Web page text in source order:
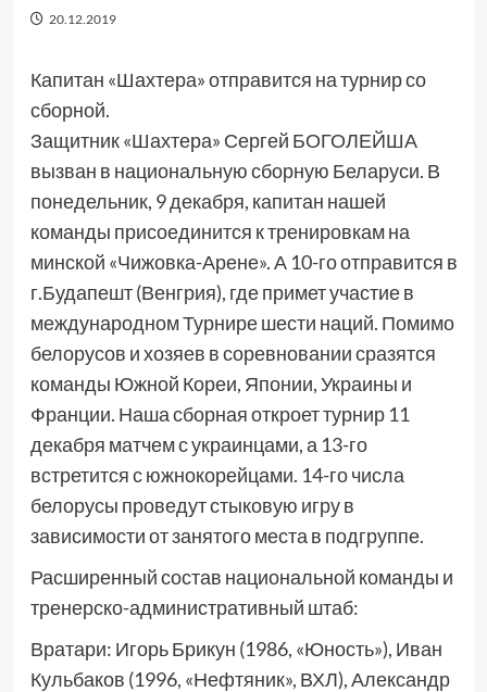
20.12.2019
Капитан «Шахтера» отправится на турнир со
сборной.
Защитник «Шахтера» Сергей БОГОЛЕЙША
вызван в национальную сборную Беларуси. В
понедельник, 9 декабря, капитан нашей
команды присоединится к тренировкам на
минской «Чижовка-Арене». А 10-го отправится в
г.Будапешт (Венгрия), где примет участие в
международном Турнире шести наций. Помимо
белорусов и хозяев в соревновании сразятся
команды Южной Кореи, Японии, Украины и
Франции. Наша сборная откроет турнир 11
декабря матчем с украинцами, а 13-го
встретится с южнокорейцами. 14-го числа
белорусы проведут стыковую игру в
зависимости от занятого места в подгруппе.
Расширенный состав национальной команды и
тренерско-административный штаб:
Вратари: Игорь Брикун (1986, «Юность»), Иван
Кульбаков (1996, «Нефтяник», ВХЛ), Александр